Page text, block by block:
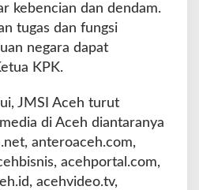
kebencian dan dendam.
tugas dan fungsi
negara dapat
KPK.
JMSI Aceh turut
di Aceh diantaranya
anteroaceh.com,
acehportal.com,
acehvideo.tv,